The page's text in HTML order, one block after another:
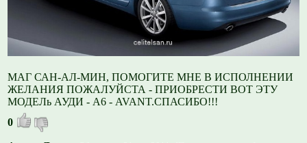
МАГ САН-АЛ-МИН, ПОМОГИТЕ МНЕ В ИСПОЛНЕНИИ
ЖЕЛАНИЯ ПОЖАЛУЙСТА - ПРИОБРЕСТИ ВОТ ЭТУ
МОДЕЛь АУДИ - А6 - AVANT.СПАСИБО!!!
0